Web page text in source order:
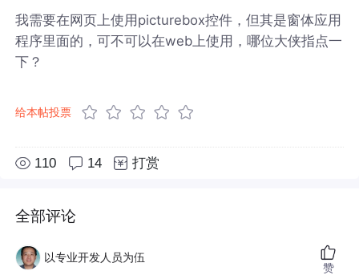
我需要在网页上使用picturebox控件，但其是窗体应用
程序里面的，可不可以在web上使用，哪位大侠指点一
下？
给本帖投票
110 14 打赏
全部评论
以专业开发人员为伍
赞